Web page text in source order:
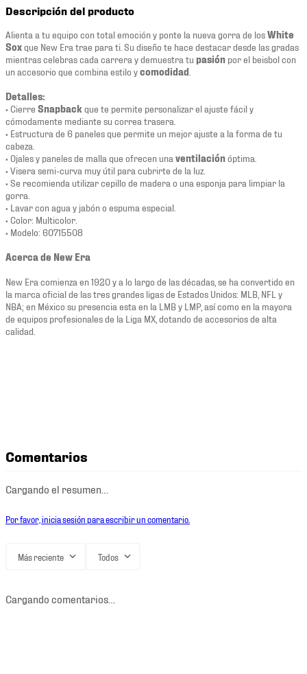
Descripción del producto
Alienta a tu equipo con total emoción y ponte la nueva gorra de losWhite
Soxque New Era trae para ti. Su diseño te hace destacar desde las gradas
mientras celebras cada carrera y demuestra tu pasión por el beisbol con
un accesorio que combina estilo ycomodidad
Detalles:
• Cierre Snapback que te permite personalizar el ajuste fácil y
cómodamente mediante su correa trasera.
• Estructura de 6 paneles que permite un mejor ajuste a la forma de tu
cabeza.
• Ojales y paneles de malla que ofrecen una ventilaciónóptima.
• Visera semi-curva muy útil para cubrirte de la luz.
• Se recomienda utilizar cepillo de madera o una esponja para limpiar la
gorra.
• Lavar con agua y jabón o espuma especial.
• Color: Multicolor.
• Modelo: 60715508
Acerca de New Era
New Era comienza en 1920 y a lo largo de las décadas, se ha convertido en
la marca oficial de las tres grandes ligas de Estados Unidos: MLB, NFL y
NBA; en México su presencia esta en la LMB y LMP, así como en la mayora
de equipos profesionales de la Liga MX, dotando de accesorios de alta
calidad.
Comentarios
Cargando el resumen…
Por favor, inicia sesión para escribir un comentario.
Más reciente Todos
Cargando comentarios…